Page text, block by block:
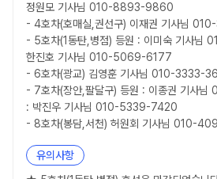
정원모 기사님 010-8893-9860
- 4호차(호매실,권선구) 이재권 기사님
- 5호차(1동탄,병점) 등원 : 이미숙 기사
한진호 기사님 010-5069-6177
- 6호차(광교) 김영훈 기사님 010-3333-
- 7호차(장안,팔달구) 등원 : 이종권 기사
: 박진우 기사님 010-5339-7420
- 8호차(봉담,서천) 허원회 기사님 010-
유의사항